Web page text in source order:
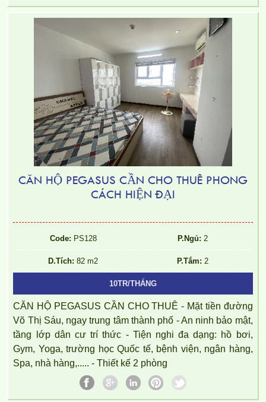
CĂN HỘ PEGASUS CẦN CHO THUÊ PHONG
CÁCH HIỆN ĐẠI
Code: PS128 P.Ngủ: 2
D.Tích: 82 m2 P.Tắm: 2
10TR/THÁNG
CĂN HỘ PEGASUS CẦN CHO THUÊ - Mặt tiền đường
Võ Thị Sáu, ngay trung tâm thành phố - An ninh bảo mật,
tầng lớp dân cư trí thức - Tiện nghi đa dạng: hồ bơi,
Gym, Yoga, trường học Quốc tế, bệnh viện, ngân hàng,
Spa, nhà hàng,..... - Thiết kế 2 phòng